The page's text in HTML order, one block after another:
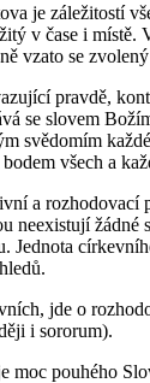
je záležitostí
v čase i místě.
vzato se
pravdě,
se slovem
svědomím
všech a
a rozhodovací
neexistují
Jednota
jde o
i sororum).
pouhého